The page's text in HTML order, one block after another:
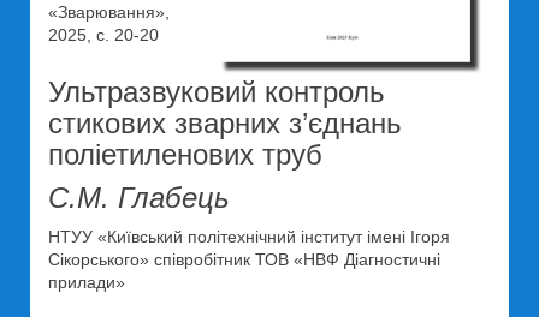
«Зварювання»,
2025, с. 20-20
Ультразвуковий контроль
стикових зварних з’єднань
поліетиленових труб
С.М. Глабець
НТУУ «Київський політехнічний інститут імені Ігоря
Сікорського» співробітник ТОВ «НВФ Діагностичні
прилади»